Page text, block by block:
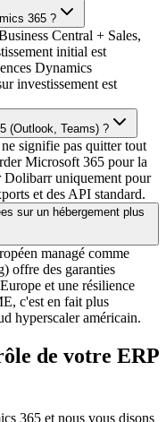
365 ?
Central + Sales,
initial est
Dynamics
investissement est
(Outlook, Teams) ?
signifie pas quitter tout
Microsoft 365 pour la
Dolibarr uniquement pour
et des API standard.
sur un hébergement plus
managé comme
offre des garanties
et une résilience
c'est en fait plus
hyperscaler américain.
de votre ERP
365 et nous vous disons